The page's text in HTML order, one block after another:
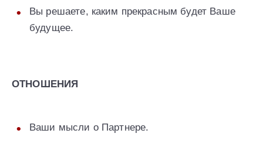
Вы решаете, каким прекрасным будет Ваше
будущее.
ОТНОШЕНИЯ
Ваши мысли о Партнере.